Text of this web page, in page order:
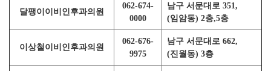
달팽이이비인후과의원
062-674-
0000
남구 서문대로 351,
(임암동) 2층,5층
이상철이비인후과의원
062-676-
9975
남구 서문대로 662,
(진월동) 3층